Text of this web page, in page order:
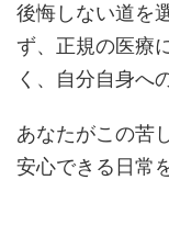
後悔しない道を
ず、正規の医療
く、自分自身へ
あなたがこの苦
安心できる日常